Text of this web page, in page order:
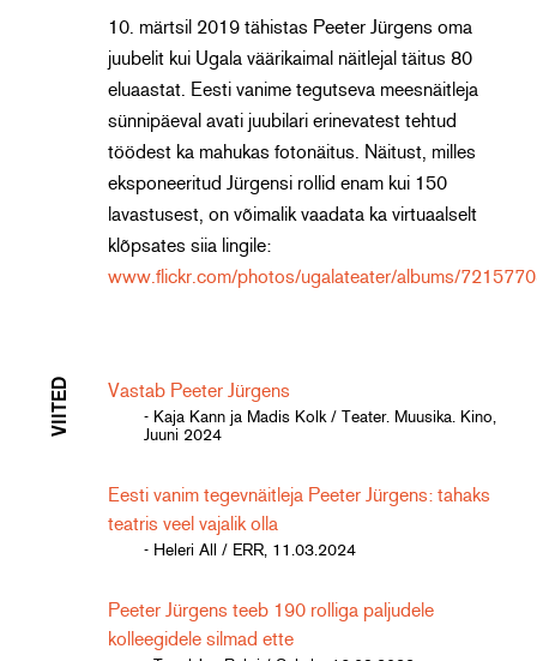
10. märtsil 2019 tähistas Peeter Jürgens oma
juubelit kui Ugala väärikaimal näitlejal täitus 80
eluaastat. Eesti vanime tegutseva meesnäitleja
sünnipäeval avati juubilari erinevatest tehtud
töödest ka mahukas fotonäitus. Näitust, milles
eksponeeritud Jürgensi rollid enam kui 150
lavastusest, on võimalik vaadata ka virtuaalselt
klõpsates siia lingile:
www.flickr.com/photos/ugalateater/albums/
VIITED Vastab Peeter Jürgens
- Kaja Kann ja Madis Kolk / Teater. Muusika. Kino,
Juuni 2024
Eesti vanim tegevnäitleja Peeter Jürgens: tahaks
teatris veel vajalik olla
- Heleri All / ERR, 11.03.2024
Peeter Jürgens teeb 190 rolliga paljudele
kolleegidele silmad ette